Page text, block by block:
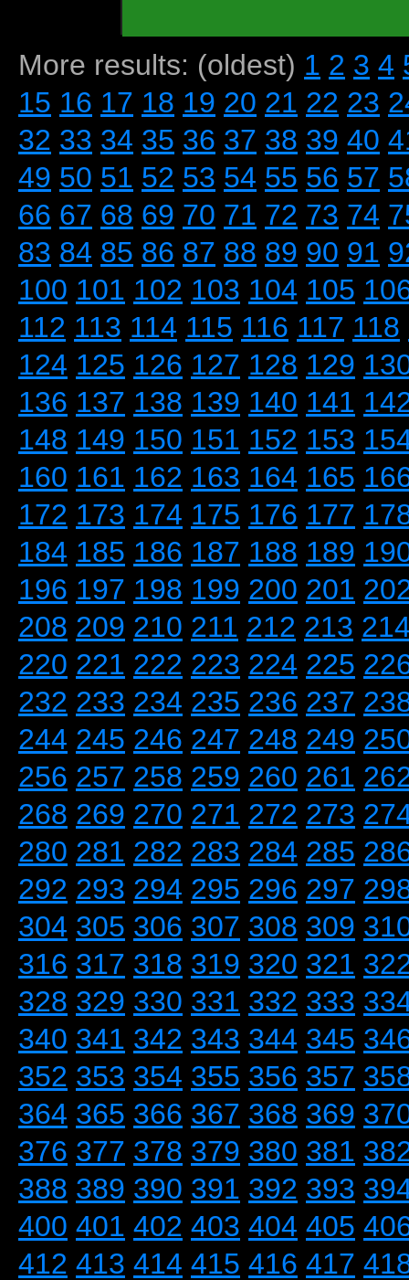
More results: (oldest) 1 2 3 4
15 16 17 18 19 20 21 22 23
32 33 34 35 36 37 38 39 40
49 50 51 52 53 54 55 56 57
66 67 68 69 70 71 72 73 74
83 84 85 86 87 88 89 90 91
100 101 102 103 104 105
112 113 114 115 116 117 118
124 125 126 127 128 129
136 137 138 139 140 141
148 149 150 151 152 153
160 161 162 163 164 165
172 173 174 175 176 177
184 185 186 187 188 189
196 197 198 199 200 201
208 209 210 211 212 213
220 221 222 223 224 225
232 233 234 235 236 237
244 245 246 247 248 249
256 257 258 259 260 261
268 269 270 271 272 273
280 281 282 283 284 285
292 293 294 295 296 297
304 305 306 307 308 309
316 317 318 319 320 321
328 329 330 331 332 333
340 341 342 343 344 345
352 353 354 355 356 357
364 365 366 367 368 369
376 377 378 379 380 381
388 389 390 391 392 393
400 401 402 403 404 405
412 413 414 415 416 417